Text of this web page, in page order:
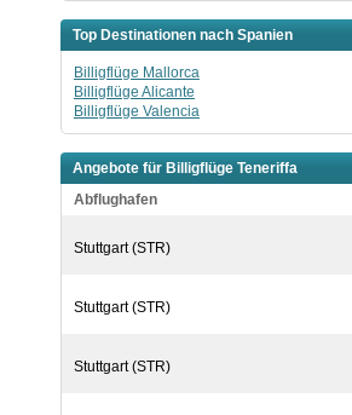
Top Destinationen nach Spanien
Billigflüge Mallorca
Billigflüge Alicante
Billigflüge Valencia
Angebote für Billigflüge Teneriffa
Abflughafen
Stuttgart (STR)
Stuttgart (STR)
Stuttgart (STR)